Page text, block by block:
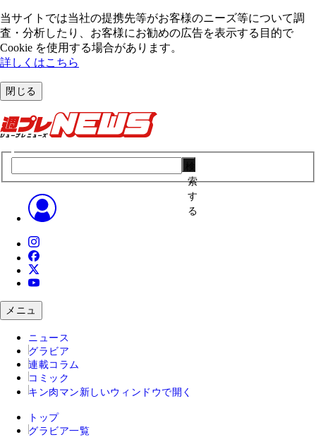
当サイトでは当社の提携先等がお客様のニーズ等について調
査・分析したり、お客様にお勧めの広告を表⽰する⽬的で
Cookie を使⽤する場合があります。
詳しくはこちら
閉じる
索
す
る
メニュ
ニュース
グラビア
連載コラム
コミック
キン肉マン 新しいウィンドウで開く
トップ
グラビア一覧